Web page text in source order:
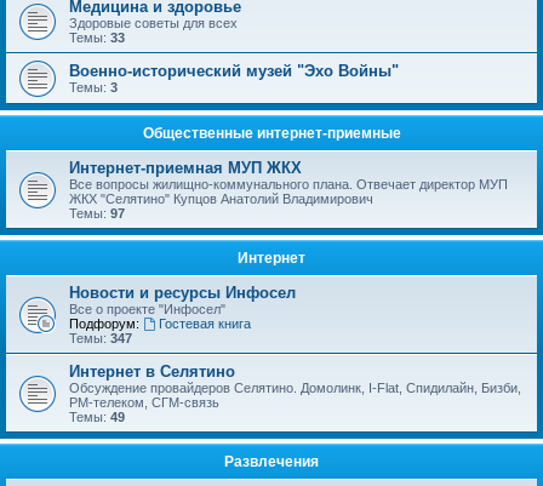
Медицина и здоровье
Здоровые советы для всех
Темы: 33
Военно-исторический музей "Эхо Войны"
Темы: 3
Общественные интернет-приемные
Интернет-приемная МУП ЖКХ
Все вопросы жилищно-коммунального плана. Отвечает директор МУП
ЖКХ "Селятино" Купцов Анатолий Владимирович
Темы: 97
Интернет
Новости и ресурсы Инфосел
Все о проекте "Инфосел"
Подфорум:
Гостевая книга
Темы: 347
Интернет в Селятино
Обсуждение провайдеров Селятино. Домолинк, I-Flat, Спидилайн, Бизби,
РМ-телеком, СГМ-связь
Темы: 49
Развлечения